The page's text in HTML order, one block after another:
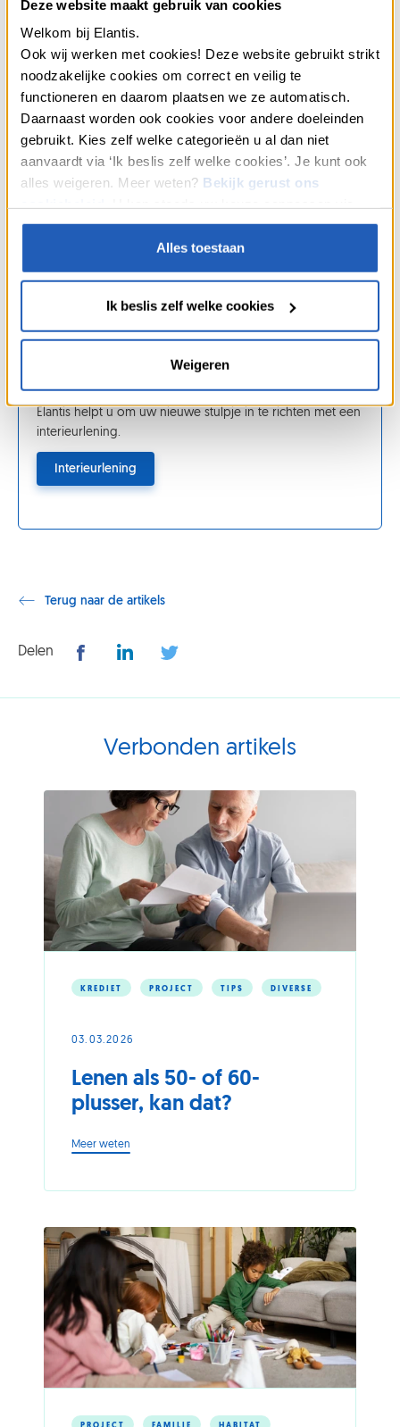
Deze website maakt gebruik van cookies
Welkom bij Elantis.
Ook wij werken met cookies! Deze website gebruikt strikt
noodzakelijke cookies om correct en veilig te
functioneren en daarom plaatsen we ze automatisch.
Daarnaast worden ook cookies voor andere doeleinden
gebruikt. Kies zelf welke categorieën u al dan niet
aanvaardt via ‘Ik beslis zelf welke cookies’. Je kunt ook
alles weigeren. Meer weten? Bekijk gerust ons
“Cookies” onderaan onze webpagina’s.
Alles toestaan
Ik beslis zelf welke cookies
Weigeren
Elantis helpt u om uw nieuwe stulpje in te richten met een
interieurlening.
Interieurlening
Terug naar de artikels
Delen
Verbonden artikels
Lenen als 50- of 60-
plusser, kan dat?
03.03.2026
KREDIET PROJECT TIPS DIVERSE
Meer weten
50-
60-
plusser,
kan
dat?